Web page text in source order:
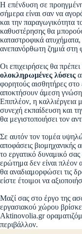
Η επένδυση σε προηγμένη
σήμερα είναι σαν να
και την παραγωγικότητα
καθυστέρησης θα
καταστροφικά ατυχήματα,
ανεπανόρθωτη ζημιά στη
Οι επιχειρήσεις θα
ολοκληρωμένες λύσεις
φορητούς αισθητήρες στο
αποκτήσουν άμεση
Επιπλέον, η καλλιέργεια
συνεχή εκπαίδευση και
θα μεγιστοποιήσει τον
Σε αυτόν τον τομέα
αποφάσεις βιομηχανικής
το εργατικό δυναμικό
ερώτημα δεν είναι πλέον
θα αναδιαμορφώσει τις
είστε έτοιμοι να
Μαζί σας στο έργο της
εργασιακού χώρου
Aktinovolia.gr
περιβάλλον.